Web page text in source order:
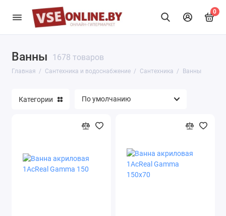
0
Ванны 1678 товаров
Главная Сантехника и водоснабжение Сантехника Ванны
Обустройство ванной комнаты
Сантехника для кухни
Категории